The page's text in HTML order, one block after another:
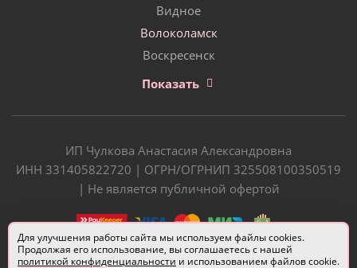
Видное
Волоколамск
Воскресенск
Показать
ИП Чулкова Анастасия Александровна
ИНН 331405822720 | ОГРН/ОГРНИП 325508100350519
| Не является публичной офертой
Для улучшения работы сайта мы используем файлы cookies.
Продолжая его использование, вы соглашаетесь с нашей
политикой конфиденциальности и использованием файлов cookie.